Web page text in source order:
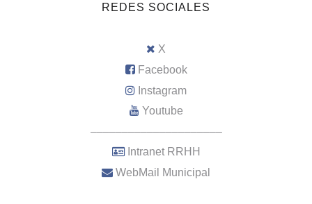
REDES SOCIALES
X
Facebook
Instagram
Youtube
–––––––––––––––––––––
Intranet RRHH
WebMail Municipal